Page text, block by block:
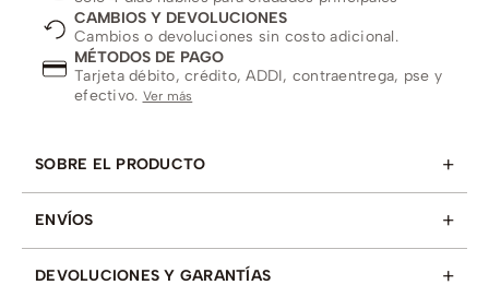
CAMBIOS Y DEVOLUCIONES
Cambios o devoluciones sin costo adicional.
MÉTODOS DE PAGO
Tarjeta débito, crédito, ADDI, contraentrega, pse y
efectivo. Ver más
SOBRE EL PRODUCTO +
ENVÍOS +
DEVOLUCIONES Y GARANTÍAS +